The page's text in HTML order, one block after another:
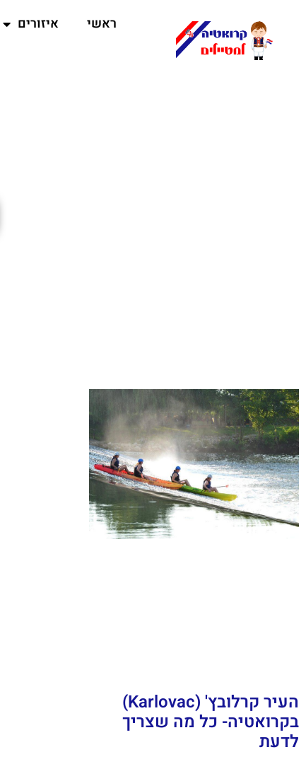
ראשי איזורים
העיר קרלובץ' (Karlovac)
בקרואטיה- כל מה שצריך
לדעת